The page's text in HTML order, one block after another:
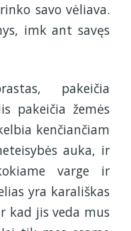
savo vėliava.
imk ant savęs
pakeičia
pakeičia žemės
kenčiančiam
auka, ir
varge ir
yra karališkas
kad jis veda mus